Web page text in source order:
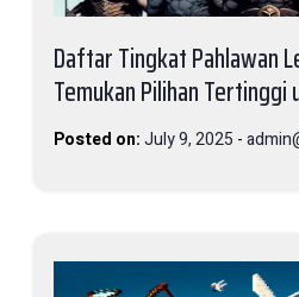
Daftar Tingkat Pahlawan
Temukan Pilihan Tertinggi
Posted on:July 9, 2025 -